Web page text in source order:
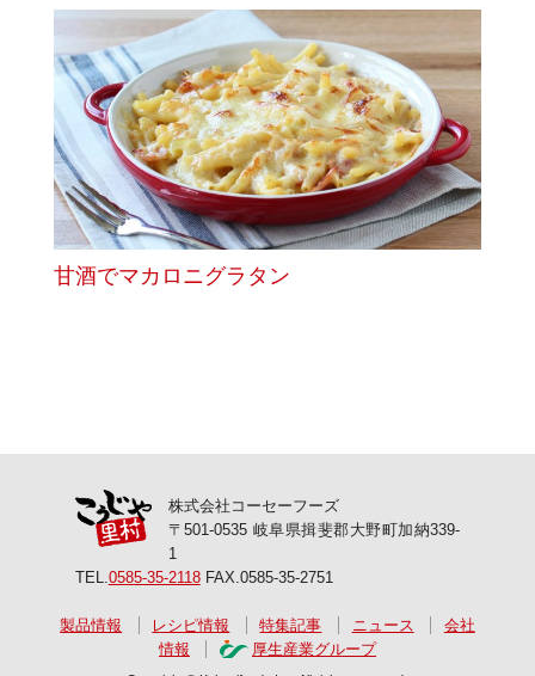
甘酒でマカロニグラタン
株式会社コーセーフーズ
〒501-0535 岐阜県揖斐郡大野町加納339-
1
TEL. 0585-35-2118FAX.0585-35-2751
製品情報 レシピ情報 特集記事 ニュース
会社
情報
厚生産業グループ